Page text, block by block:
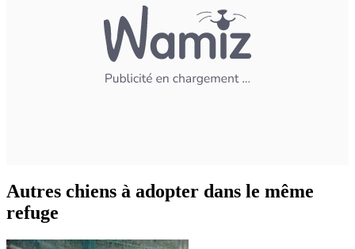
Autres chiens à adopter dans le même
refuge